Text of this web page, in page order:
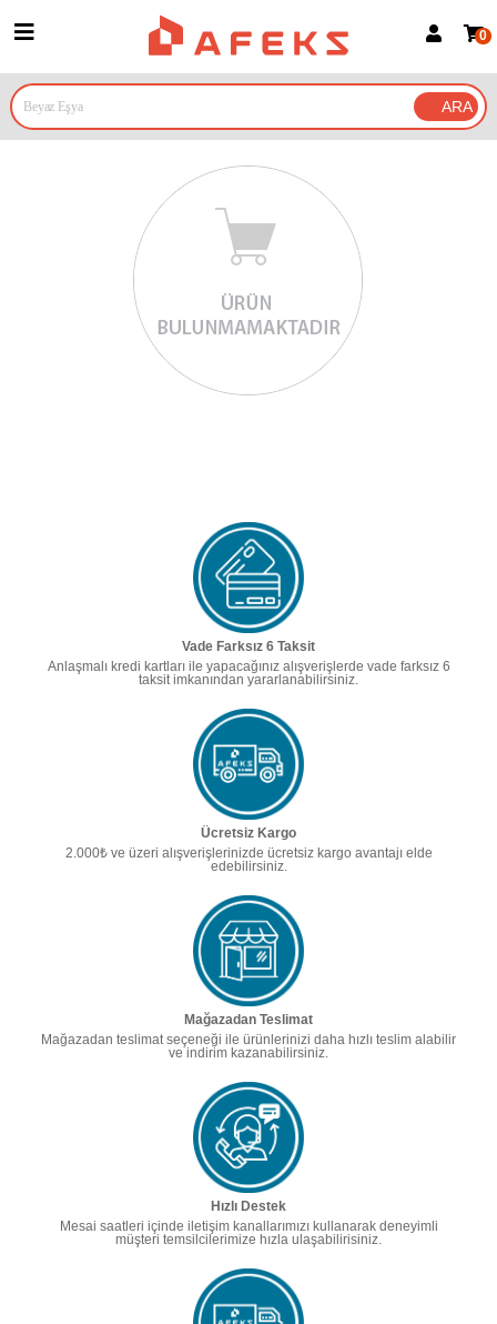
Google İle Bağlan
0
Vade Farksız 6 Taksit
Anlaşmalı kredi kartları ile yapacağınız alışverişlerde vade farksız 6
taksit imkanından yararlanabilirsiniz.
Ücretsiz Kargo
2.000₺ ve üzeri alışverişlerinizde ücretsiz kargo avantajı elde
edebilirsiniz.
Mağazadan Teslimat
Mağazadan teslimat seçeneği ile ürünlerinizi daha hızlı teslim alabilir
ve indirim kazanabilirsiniz.
Hızlı Destek
Mesai saatleri içinde iletişim kanallarımızı kullanarak deneyimli
müşteri temsilcilerimize hızla ulaşabilirisiniz.